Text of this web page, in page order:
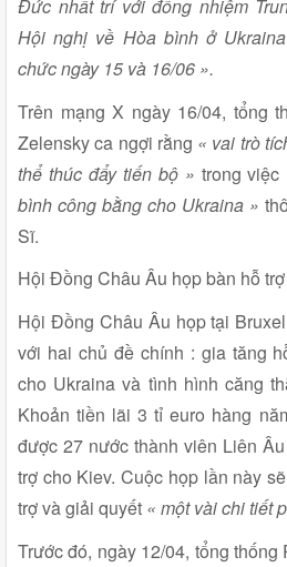
Đức nhất trí với đồng nhiệm
Hội nghị về Hòa bình ở
chức ngày 15 và 16/06 ».
Trên mạng X ngày 16/04, tổng
Zelensky ca ngợi rằng « vai trò
thể thúc đẩy tiến bộ » trong việc
bình công bằng cho Ukraina »
Sĩ.
Hội Đồng Châu Âu họp bàn hỗ
Hội Đồng Châu Âu họp tại
với hai chủ đề chính : gia tăng
cho Ukraina và tình hình căng
Khoản tiền lãi 3 tỉ euro hàng
được 27 nước thành viên Liên
trợ cho Kiev. Cuộc họp lần này
trợ và giải quyết « một vài chi tiết
Trước đó, ngày 12/04, tổng